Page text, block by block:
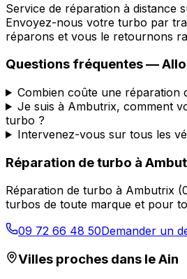
Service de réparation à distance
Envoyez-nous votre turbo par
réparons et vous le retournons
Questions fréquentes —
Combien coûte une réparation
Je suis à Ambutrix, comment
turbo ?
Intervenez-vous sur tous les
Réparation de turbo à
Réparation de turbo à Ambutrix (
turbos de toute marque et pour
09 72 66 48 50Demander un
Villes proches dans leAin